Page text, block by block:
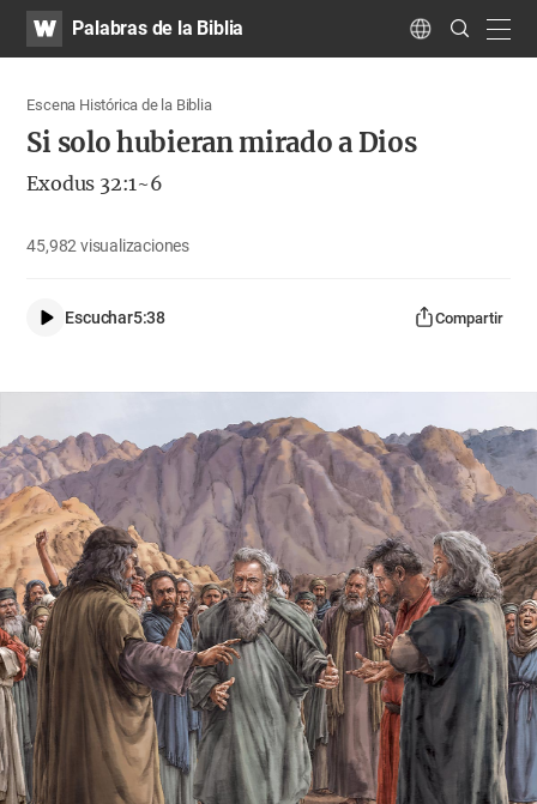
WATVPalabras de la Biblia Language
Search
Submit
Escena Histórica de la Biblia
Si solo hubieran mirado a Dios
Exodus 32:1~6
45,982visualizaciones
Escuchar5:38 Compartir